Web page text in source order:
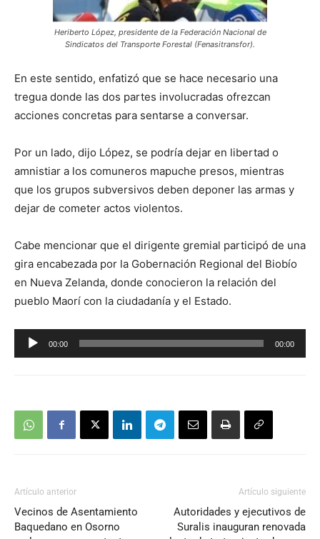
Heriberto López, presidente de la Federación Nacional de
Sindicatos del Transporte Forestal (Fenasitransfor).
En este sentido, enfatizó que se hace necesario una
tregua donde las dos partes involucradas ofrezcan
acciones concretas para sentarse a conversar.
Por un lado, dijo López, se podría dejar en libertad o
amnistiar a los comuneros mapuche presos, mientras
que los grupos subversivos deben deponer las armas y
dejar de cometer actos violentos.
Cabe mencionar que el dirigente gremial participó de una
gira encabezada por la Gobernación Regional del Biobío
en Nueva Zelanda, donde conocieron la relación del
pueblo Maorí con la ciudadanía y el Estado.
Reproductor
de
00:00 00:00
Artículo anterior
Vecinos de Asentamiento
Baquedano en Osorno
Artículo siguiente
Autoridades y ejecutivos de
Suralis inauguran renovada